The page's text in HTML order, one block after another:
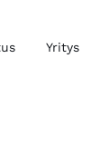
Yritys